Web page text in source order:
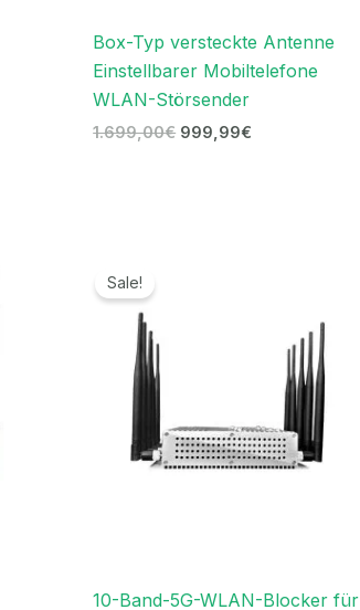
Box-Typ versteckte Antenne
Einstellbarer Mobiltelefone
WLAN-Störsender
1.699,00€ 999,99€
Sale!
10-Band-5G-WLAN-Blocker für